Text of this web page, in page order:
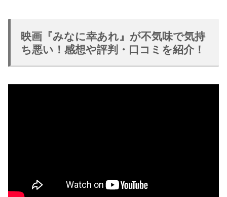
映画『みなに幸あれ』が不気味で気持
ち悪い！感想や評判・口コミを紹介！